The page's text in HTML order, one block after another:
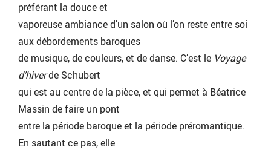
préférant la douce et
vaporeuse ambiance d’un salon où l’on reste entre soi
aux débordements baroques
de musique, de couleurs, et de danse. C’est le Voyage
d’hiverde Schubert
qui est au centre de la pièce, et qui permet à Béatrice
Massin de faire un pont
entre la période baroque et la période préromantique.
En sautant ce pas, elle